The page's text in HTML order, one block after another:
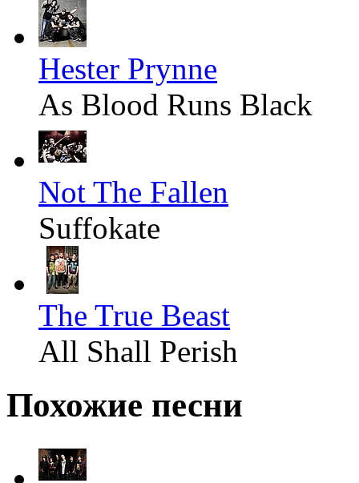
Hester Prynne
As Blood Runs Black
Not The Fallen
Suffokate
The True Beast
All Shall Perish
Похожие песни